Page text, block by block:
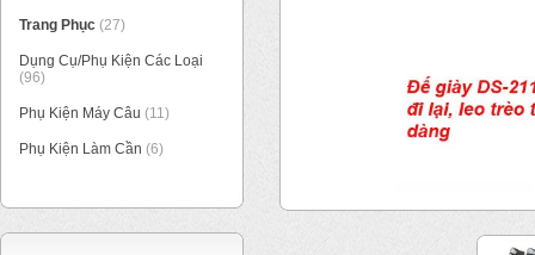
Trang Phục (27)
Dụng Cụ/Phụ Kiện Các Loại
(96)
Phụ Kiện Máy Câu (11)
Phụ Kiện Làm Cần (6)